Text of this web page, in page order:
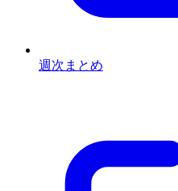
週次まとめ